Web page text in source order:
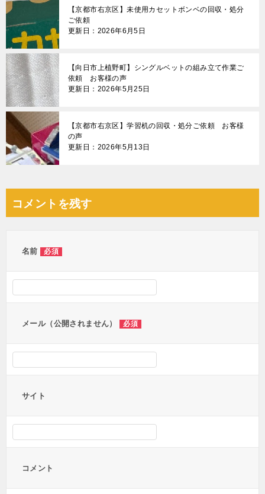
【京都市右京区】未使用カセットボンベの回収・処分
ご依頼
更新日：2026年6月5日
【向日市上植野町】シングルベットの組み立て作業ご
依頼 お客様の声
更新日：2026年5月25日
【京都市右京区】学習机の回収・処分ご依頼 お客様
の声
更新日：2026年5月13日
コメントを残す
名前 必須
メール（公開されません） 必須
サイト
コメント